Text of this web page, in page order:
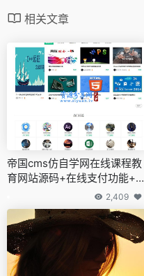
相关文章
帝国cms仿自学网在线课程教
育网站源码+在线支付功能+安
2,409